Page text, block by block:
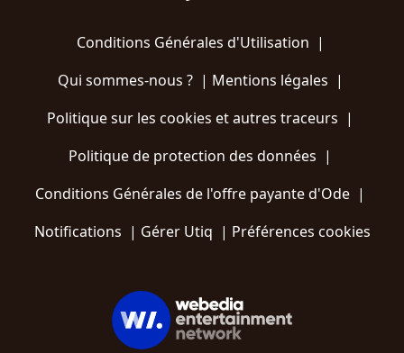
Conditions Générales d'Utilisation |
Qui sommes-nous ?| Mentions légales |
Politique sur les cookies et autres traceurs |
Politique de protection des données |
Conditions Générales de l'offre payante d'Ode |
Notifications | Gérer Utiq | Préférences cookies